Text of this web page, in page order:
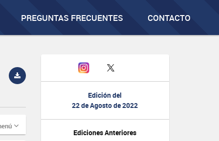
PREGUNTAS FRECUENTES CONTACTO
Edición del
22 de Agosto de 2022
Ediciones Anteriores